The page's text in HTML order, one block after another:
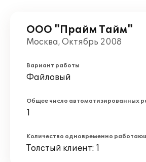
ООО "Прайм Тайм"
Москва, Октябрь 2008
Вариант работы
Файловый
Общее число автоматизированных
1
Количество одновременно
Толстый клиент: 1